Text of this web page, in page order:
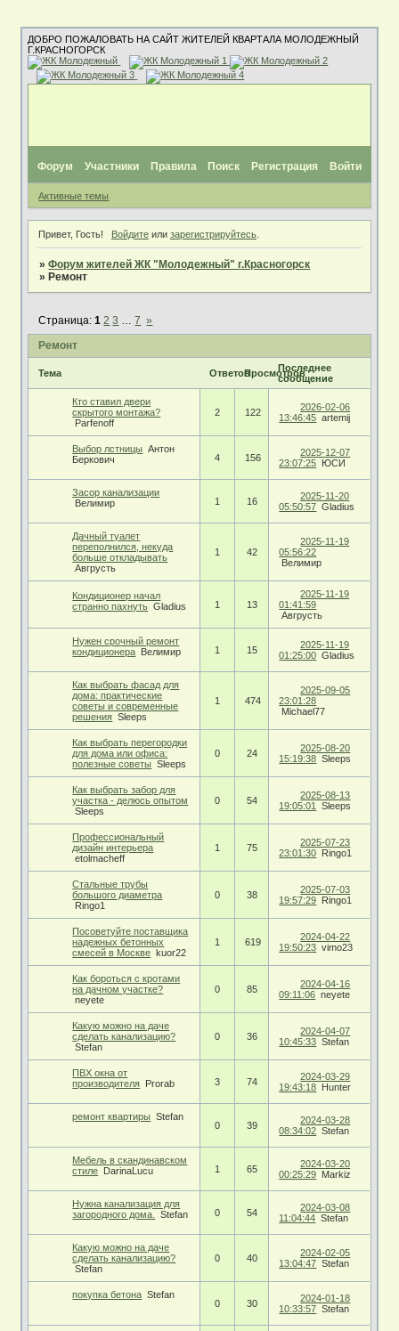
ДОБРО ПОЖАЛОВАТЬ НА САЙТ ЖИТЕЛЕЙ КВАРТАЛА МОЛОДЕЖНЫЙ
Г.КРАСНОГОРСК
Форум Участники Правила Поиск Регистрация Войти
Активные темы
Привет, Гость! Войдитеили зарегистрируйтесь.
»Форум жителей ЖК "Молодежный" г.Красногорск
» Ремонт
Ремонт
Страница:1 2 3 7 »
Тема ОтветовПросмотровПоследнее
сообщение
Кто ставил двери
скрытого монтажа?
Parfenoff
2 122
2026-02-06
13:46:45 artemij
Выбор лстницы Антон
Беркович
4 156
2025-12-07
23:07:25 ЮСИ
Засор канализации
Велимир
1 16
2025-11-20
05:50:57 Gladius
Дачный туалет
переполнился, некуда
больше откладывать
Авгрусть
1 42
2025-11-19
05:56:22
Велимир
Кондиционер начал
странно пахнуть Gladius 1 13
2025-11-19
01:41:59
Авгрусть
Нужен срочный ремонт
кондиционера Велимир 1 15
2025-11-19
01:25:00 Gladius
Как выбрать фасад для
дома: практические
советы и современные
решения Sleeps
1 474
2025-09-05
23:01:28
Michael77
Как выбрать перегородки
для дома или офиса:
полезные советы Sleeps
0 24
2025-08-20
15:19:38 Sleeps
Как выбрать забор для
участка - делюсь опытом
Sleeps
0 54
2025-08-13
19:05:01
Sleeps
Профессиональный
дизайн интерьера
etolmacheff
1 75
2025-07-23
23:01:30 Ringo1
Стальные трубы
большого диаметра
Ringo1
0 38
2025-07-03
19:57:29 Ringo1
Посоветуйте поставщика
надежных бетонных
смесей в Москве kuor22
1 619
2024-04-22
19:50:23 vimo23
Как бороться с кротами
на дачном участке?
neyete
0 85
2024-04-16
09:11:06 neyete
Какую можно на даче
сделать кaнализaцию?
Stefan
0 36
2024-04-07
10:45:33 Stefan
ПВХ окна от
производителя Prorab 3 74
2024-03-29
19:43:18 Hunter
ремонт квартиры Stefan
0
39
2024-03-28
08:34:02 Stefan
Мебель в скандинавском
стиле DarinaLucu 1 65
2024-03-20
00:25:29 Markiz
Нужна канализация для
загородного дома.
Stefan 0 54
2024-03-08
11:04:44 Stefan
Какую можно на даче
сделать канализацию?
Stefan
0 40
2024-02-05
13:04:47 Stefan
покупка бетона Stefan
0
30
2024-01-18
10:33:57 Stefan